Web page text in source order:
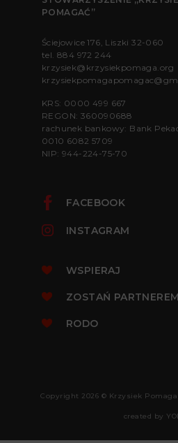
POMAGAĆ”
Ściejowice 176, Liszki 32-060
tel. 884 972 244
krzysiek@krzysiekpomaga.org
KRS: 0000 499 667
REGON: 360090688
rachunek bankowy: Bank Pekao
0010 6082 5709
NIP: 944-224-75-70
FACEBOOK
INSTAGRAM
WSPIERAJ
ZOSTAŃ PARTNEREM
RODO
Copyright 2026 © Krzysiek
created by